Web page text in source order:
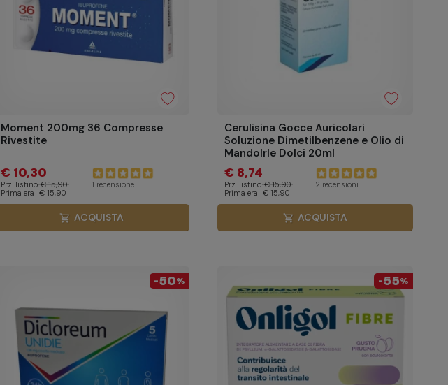
Moment 200mg 36 Compresse
Rivestite
€ 10,30
Prz. listino € 15,90
Prima era € 15,90
1 recensione
shopping_cart ACQUISTA
Cerulisina Gocce Auricolari
Soluzione Dimetilbenzene e Olio di
Mandolrle Dolci 20ml
€ 8,74
Prz. listino € 15,90
Prima era € 15,90
2 recensioni
shopping_cart ACQUISTA
-50% -55%